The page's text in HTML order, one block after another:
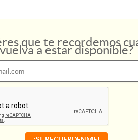
que te recordemos
a estar disponible?